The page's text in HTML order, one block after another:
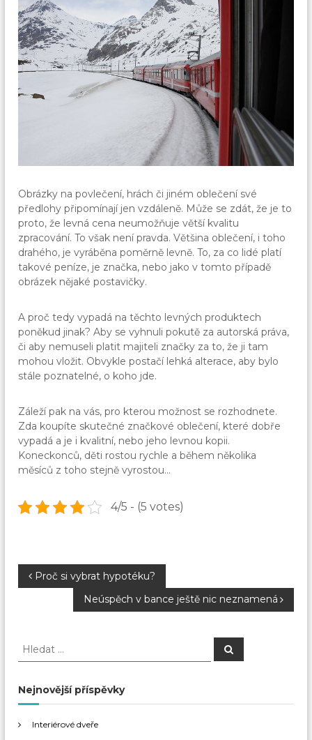
Obrázky na povlečení, hrách či jiném oblečení své
předlohy připomínají jen vzdáleně. Může se zdát, že je to
proto, že levná cena neumožňuje větší kvalitu
zpracování. To však není pravda. Většina oblečení, i toho
drahého, je vyráběna poměrně levně. To, za co lidé platí
takové peníze, je značka, nebo jako v tomto případě
obrázek nějaké postavičky.
A proč tedy vypadá na těchto levných produktech
poněkud jinak? Aby se vyhnuli pokutě za autorská práva,
či aby nemuseli platit majiteli značky za to, že ji tam
mohou vložit. Obvykle postačí lehká alterace, aby bylo
stále poznatelné, o koho jde.
Záleží pak na vás, pro kterou možnost se rozhodnete.
Zda koupíte skutečné značkové oblečení, které dobře
vypadá a je i kvalitní, nebo jeho levnou kopii.
Koneckonců, děti rostou rychle a během několika
měsíců z toho stejně vyrostou…
4/5 - (5 votes)
N
v
g
Proč si vybrat hypotéku?
Neúspěch v bance ještě nic neznamená
H
d
a
:
H
Nejnovější příspěvky
Interiérové dveře